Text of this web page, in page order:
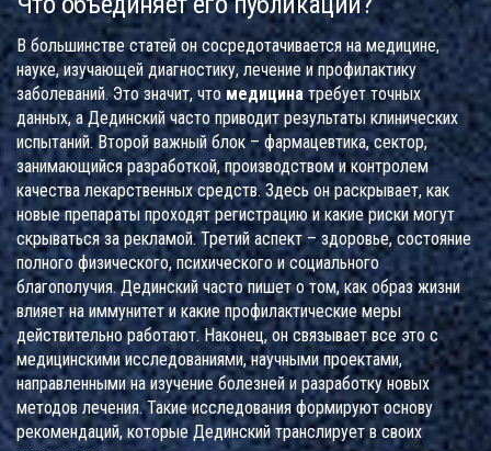
В большинстве статей он сосредотачивается намедицине,
науке, изучающей диагностику, лечение и профилактику
заболеваний. Это значит, что медицинатребует точных
данных, а Дединский часто приводит результаты клинических
испытаний. Второй важный блок – фармацевтика,сектор,
занимающийся разработкой, производством и контролем
качества лекарственных средств. Здесь он раскрывает, как
новые препараты проходят регистрацию и какие риски могут
скрываться за рекламой. Третий аспект –здоровье,состояние
полного физического, психического и социального
благополучия. Дединский часто пишет о том, как образ жизни
влияет на иммунитет и какие профилактические меры
действительно работают. Наконец, он связывает все это с
медицинскими исследованиями,научными проектами,
направленными на изучение болезней и разработку новых
методов лечения. Такие исследования формируют основу
рекомендаций, которые Дединский транслирует в своих